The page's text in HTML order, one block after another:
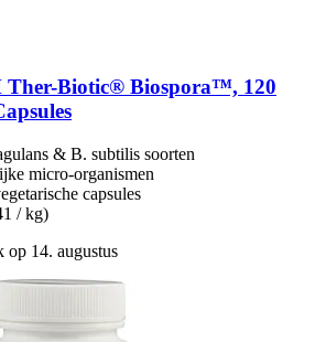
Ther-​Biotic® Biospora™, 120
& B. subtilis soorten
micro-organismen
capsules
/ kg)
14. augustus